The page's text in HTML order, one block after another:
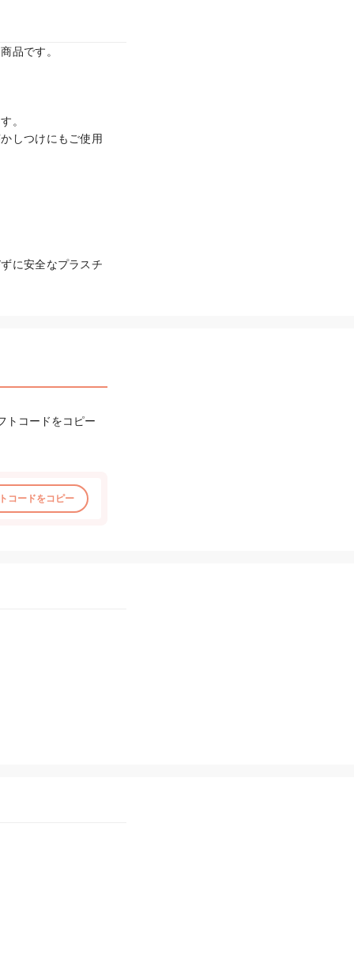
品です。
。
しつけにもご使用
に安全なプラスチ
トコードをコピー
コードをコピー